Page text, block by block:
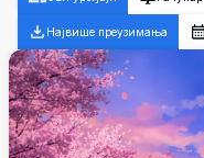
Највише преузимања